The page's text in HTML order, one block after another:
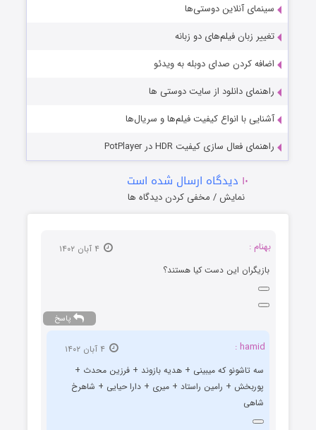
سینمای آنلاین دوستی‌ها
تغییر زبان فیلم‌های دو زبانه
اضافه کردن صدای دوبله به ویدئو
راهنمای دانلود از سایت دوستی ها
آشنایی با انواع کیفیت فیلم‌ها و سریال‌ها
راهنمای فعال سازی کیفیت HDR در PotPlayer
۱۰ دیدگاه ارسال شده است
نمایش / مخفی کردن دیدگاه ها
بهنام :
بازیگران این دست کیا هستند؟
پاسخ
hamid :
۴ آبان ۱۴۰۲
سه تاشونو که میبینی + هدیه بازوند + فرزین محدث +
پوربخش + رامین راستاد + میری + دارا حیایی + شاهرخ
شاهی